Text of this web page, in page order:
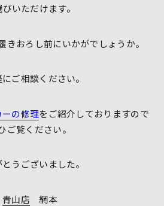
びいただけます。
きおろし前にいかがでしょうか。
ご相談ください。
ーの修理をご紹介しておりますので
ご覧ください。
うございました。
青山店 網本